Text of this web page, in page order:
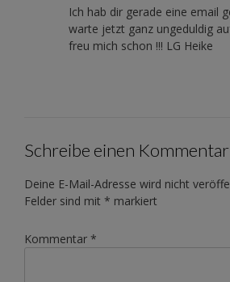
Ich hab dir gerade eine email
warte jetzt ganz ungeduldig
freu mich schon !!! LG Heike
Schreibe einen Kommentar
Deine E-Mail-Adresse wird nicht
Felder sind mit * markiert
Kommentar *